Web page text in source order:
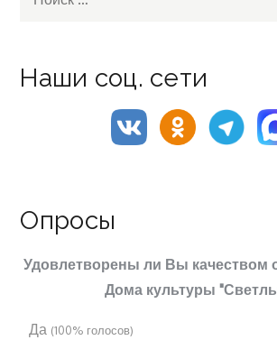
Наши соц. сети
Опросы
Удовлетворены ли Вы качеством
Дома культуры
Да (100% голосов)